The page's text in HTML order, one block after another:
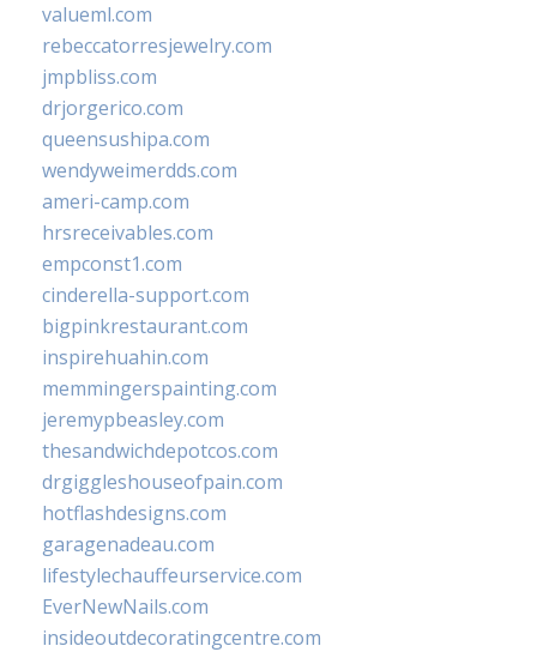
valueml.com
rebeccatorresjewelry.com
jmpbliss.com
drjorgerico.com
queensushipa.com
wendyweimerdds.com
ameri-camp.com
hrsreceivables.com
empconst1.com
cinderella-support.com
bigpinkrestaurant.com
inspirehuahin.com
memmingerspainting.com
jeremypbeasley.com
thesandwichdepotcos.com
drgiggleshouseofpain.com
hotflashdesigns.com
garagenadeau.com
lifestylechauffeurservice.com
EverNewNails.com
insideoutdecoratingcentre.com